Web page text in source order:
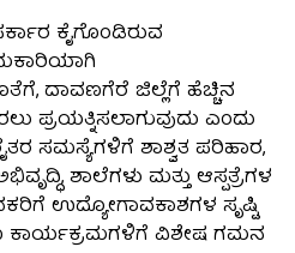
ಕೈಗೊಂಡಿರುವ
ದಾವಣಗೆರೆ ಜಿಲ್ಲೆಗೆ ಹೆಚ್ಚಿನ
ಪ್ರಯತ್ನಿಸಲಾಗುವುದು ಎಂದು
ಸಮಸ್ಯೆಗಳಿಗೆ ಶಾಶ್ವತ ಪರಿಹಾರ,
ಶಾಲೆಗಳು ಮತ್ತು ಆಸ್ಪತ್ರೆಗಳ
ಉದ್ಯೋಗಾವಕಾಶಗಳ ಸೃಷ್ಟಿ
ಕಾರ್ಯಕ್ರಮಗಳಿಗೆ ವಿಶೇಷ ಗಮನ